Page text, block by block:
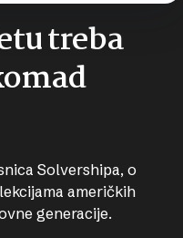
treba
Solvershipa, o
američkih
generacije.